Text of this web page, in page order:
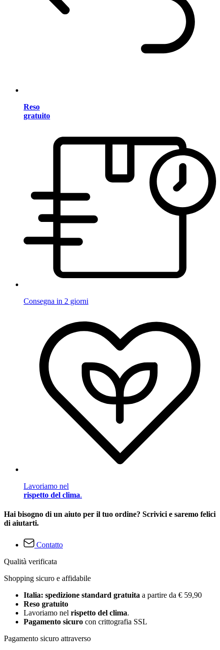
Reso
gratuito
Consegna in 2 giorni
Lavoriamo nel
rispetto del clima.
Hai bisogno di un aiuto per il tuo ordine? Scrivici e saremo felici
di aiutarti.
Contatto
Qualità verificata
Shopping sicuro e affidabile
Italia: spedizione standard gratuita a partire da € 59,90
Reso gratuito
Lavoriamo nel rispetto del clima.
Pagamento sicuro con crittografia SSL
Pagamento sicuro attraverso